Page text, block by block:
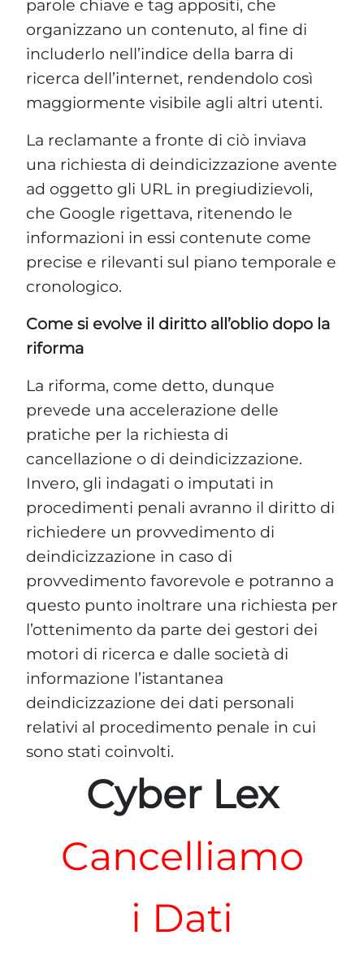
parole chiave e tag appositi, che
organizzano un contenuto, al fine di
includerlo nell’indice della barra di
ricerca dell’internet, rendendolo così
maggiormente visibile agli altri utenti.
La reclamante a fronte di ciò inviava
una richiesta di deindicizzazione avente
ad oggetto gli URL in pregiudizievoli,
che Google rigettava, ritenendo le
informazioni in essi contenute come
precise e rilevanti sul piano temporale e
cronologico.
Come si evolve il diritto all’oblio dopo la
riforma
La riforma, come detto, dunque
prevede una accelerazione delle
pratiche per la richiesta di
cancellazione o di deindicizzazione.
Invero, gli indagati o imputati in
procedimenti penali avranno il diritto di
richiedere un provvedimento di
deindicizzazione in caso di
provvedimento favorevole e potranno a
questo punto inoltrare una richiesta per
l’ottenimento da parte dei gestori dei
motori di ricerca e dalle società di
informazione l’istantanea
deindicizzazione dei dati personali
relativi al procedimento penale in cui
sono stati coinvolti.
Cyber Lex
Cancelliamo
i Dati